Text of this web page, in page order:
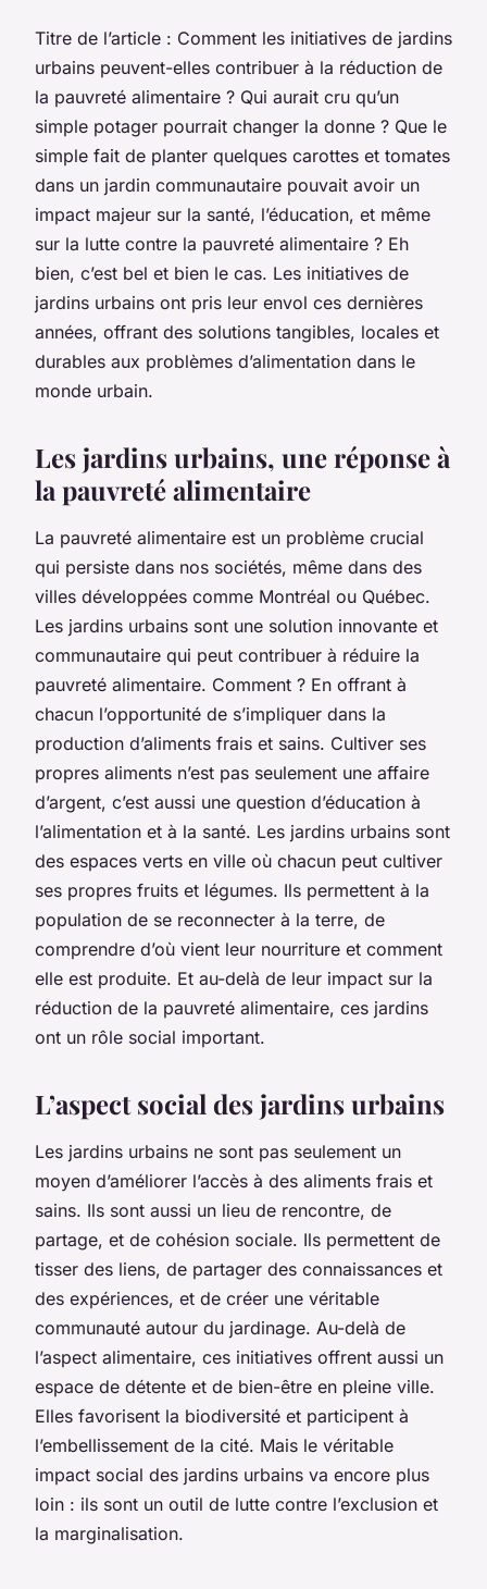
Titre de l’article : Comment les initiatives de jardins
urbains peuvent-elles contribuer à la réduction de
la pauvreté alimentaire ? Qui aurait cru qu’un
simple potager pourrait changer la donne ? Que le
simple fait de planter quelques carottes et tomates
dans un jardin communautaire pouvait avoir un
impact majeur sur la santé, l’éducation, et même
sur la lutte contre la pauvreté alimentaire ? Eh
bien, c’est bel et bien le cas. Les initiatives de
jardins urbains ont pris leur envol ces dernières
années, offrant des solutions tangibles, locales et
durables aux problèmes d’alimentation dans le
monde urbain.
Les jardins urbains, une réponse à
la pauvreté alimentaire
La pauvreté alimentaire est un problème crucial
qui persiste dans nos sociétés, même dans des
villes développées comme Montréal ou Québec.
Les jardins urbains sont une solution innovante et
communautaire qui peut contribuer à réduire la
pauvreté alimentaire. Comment ? En offrant à
chacun l’opportunité de s’impliquer dans la
production d’aliments frais et sains. Cultiver ses
propres aliments n’est pas seulement une affaire
d’argent, c’est aussi une question d’éducation à
l’alimentation et à la santé. Les jardins urbains sont
des espaces verts en ville où chacun peut cultiver
ses propres fruits et légumes. Ils permettent à la
population de se reconnecter à la terre, de
comprendre d’où vient leur nourriture et comment
elle est produite. Et au-delà de leur impact sur la
réduction de la pauvreté alimentaire, ces jardins
ont un rôle social important.
L’aspect social des jardins urbains
Les jardins urbains ne sont pas seulement un
moyen d’améliorer l’accès à des aliments frais et
sains. Ils sont aussi un lieu de rencontre, de
partage, et de cohésion sociale. Ils permettent de
tisser des liens, de partager des connaissances et
des expériences, et de créer une véritable
communauté autour du jardinage. Au-delà de
l’aspect alimentaire, ces initiatives offrent aussi un
espace de détente et de bien-être en pleine ville.
Elles favorisent la biodiversité et participent à
l’embellissement de la cité. Mais le véritable
impact social des jardins urbains va encore plus
loin : ils sont un outil de lutte contre l’exclusion et
la marginalisation.